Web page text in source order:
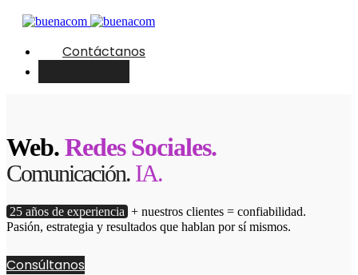
Contáctanos
Web.Redes Sociales.
Comunicación. IA.
25 años de experiencia + nuestros clientes = confiabilidad.
Pasión, estrategia y resultados que hablan por sí mismos.
Consúltanos